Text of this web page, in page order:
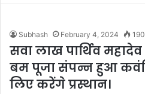
Subhash February 4, 2024 190
सवा लाख पार्थिव
बम पूजा संपन्न हुआ
लिए करेंगे प्रस्थान।